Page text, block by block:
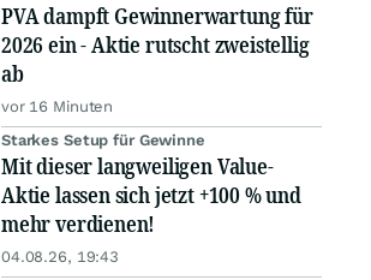
PVA dampft Gewinnerwartung für
2026 ein - Aktie rutscht zweistellig
ab
vor 16 Minuten
Starkes Setup für Gewinne
Mit dieser langweiligen Value-
Aktie lassen sich jetzt +100 % und
mehr verdienen!
04.08.26, 19:43